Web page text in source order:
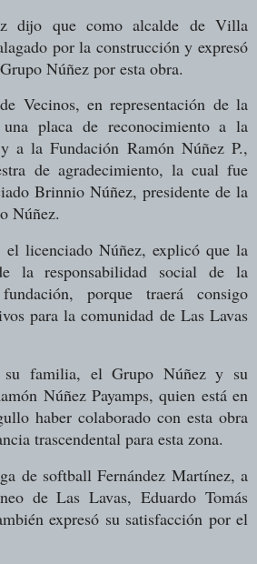
dijo que como alcalde de Villa
por la construcción y expresó
Núñez por esta obra.
Vecinos, en representación de la
una placa de reconocimiento a la
a la Fundación Ramón Núñez P.,
de agradecimiento, la cual fue
Brinnio Núñez, presidente de la
Núñez.
licenciado Núñez, explicó que la
la responsabilidad social de la
porque traerá consigo
para la comunidad de Las Lavas
su familia, el Grupo Núñez y su
Núñez Payamps, quien está en
haber colaborado con esta obra
trascendental para esta zona.
de softball Fernández Martínez, a
de Las Lavas, Eduardo Tomás
expresó su satisfacción por el